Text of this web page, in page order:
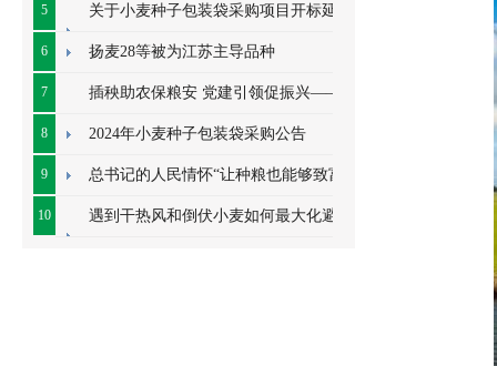
5 关于小麦种子包装袋采购项目开标延期
的公告
6 扬麦28等被为江苏主导品种
7 插秧助农保粮安 党建引领促振兴——七
里甸社区党总支、公司党支部联合开展插秧助
农耕
8 2024年小麦种子包装袋采购公告
9 总书记的人民情怀“让种粮也能够致富”
10 遇到干热风和倒伏小麦如何最大化避免